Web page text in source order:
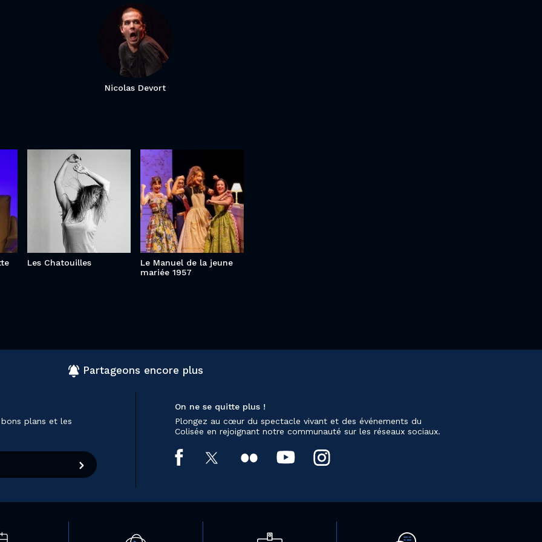
Nicolas Devort
Les
Chatouilles
Les Chatouilles
Le Manuel de
la jeune
mariée 1957
Le Manuel de la jeune
mariée 1957
Partageons encore plus
plans et les
On ne se quitte plus !
Plongez au cœur du spectacle vivant et des événements du
Colisée en rejoignant notre communauté sur les réseaux sociaux.